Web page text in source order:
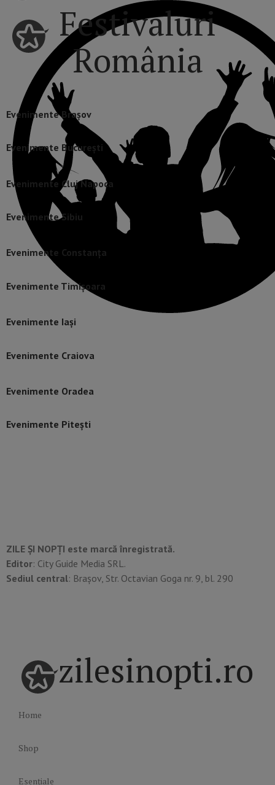
Festivaluri
România
Evenimente Brașov
Evenimente București
Evenimente Cluj Napoca
Evenimente Sibiu
Evenimente Constanța
Evenimente Timișoara
Evenimente Iași
Evenimente Craiova
Evenimente Oradea
Evenimente Pitești
ZILE ȘI NOPȚI este marcă înregistrată.
Editor: City Guide Media SRL.
Sediul central: Brașov, Str. Octavian Goga nr. 9, bl. 290
zilesinopti.ro
Home
Shop
Esențiale